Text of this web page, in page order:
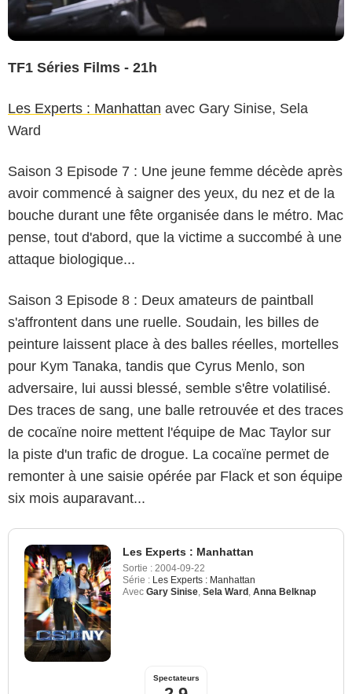
TF1 Séries Films - 21h
Les Experts : Manhattan avec Gary Sinise, Sela
Ward
Saison 3 Episode 7 : Une jeune femme décède après
avoir commencé à saigner des yeux, du nez et de la
bouche durant une fête organisée dans le métro. Mac
pense, tout d'abord, que la victime a succombé à une
attaque biologique...
Saison 3 Episode 8 : Deux amateurs de paintball
s'affrontent dans une ruelle. Soudain, les billes de
peinture laissent place à des balles réelles, mortelles
pour Kym Tanaka, tandis que Cyrus Menlo, son
adversaire, lui aussi blessé, semble s'être volatilisé.
Des traces de sang, une balle retrouvée et des traces
de cocaïne noire mettent l'équipe de Mac Taylor sur
la piste d'un trafic de drogue. La cocaïne permet de
remonter à une saisie opérée par Flack et son équipe
six mois auparavant...
Les Experts : Manhattan
Sortie : 2004-09-22
Série : Les Experts : Manhattan
Avec Gary Sinise, Sela Ward , Anna Belknap
Spectateurs